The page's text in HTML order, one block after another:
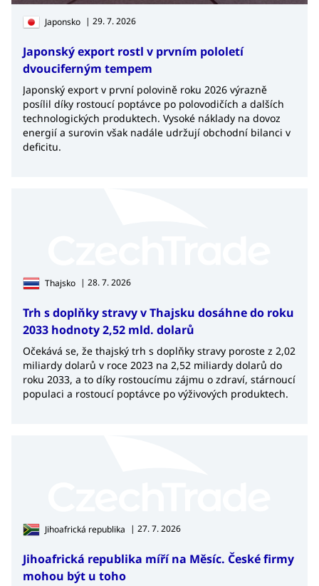
Japonsko | 29. 7. 2026
Japonský export rostl v prvním pololetí
dvouciferným tempem
Japonský export v první polovině roku 2026 výrazně
posílil díky rostoucí poptávce po polovodičích a dalších
technologických produktech. Vysoké náklady na dovoz
energií a surovin však nadále udržují obchodní bilanci v
deficitu.
Thajsko | 28. 7. 2026
Trh s doplňky stravy v Thajsku dosáhne do roku
2033 hodnoty 2,52 mld. dolarů
Očekává se, že thajský trh s doplňky stravy poroste z 2,02
miliardy dolarů v roce 2023 na 2,52 miliardy dolarů do
roku 2033, a to díky rostoucímu zájmu o zdraví, stárnoucí
populaci a rostoucí poptávce po výživových produktech.
Jihoafrická republika | 27. 7. 2026
Jihoafrická republika míří na Měsíc. České firmy
mohou být u toho